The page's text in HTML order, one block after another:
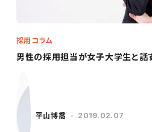
男性の採用担当が女子大学生と話
採用コラム
平山博喬 2019.02.07